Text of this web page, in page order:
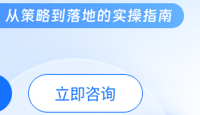
策略到落地的实操指南
立即咨询